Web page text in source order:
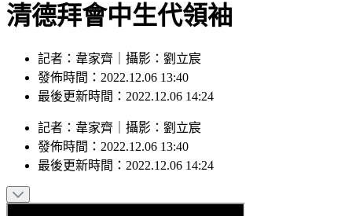
清德拜會中生代領袖
記者：韋家齊｜攝影：劉立宸
發佈時間：2022.12.06 13:40
最後更新時間：2022.12.06 14:24
記者 ： 韋家齊 攝影 ： 劉立宸
發佈時間： 2022.12.06 13:40
最後更新時間： 2022.12.06 14:24